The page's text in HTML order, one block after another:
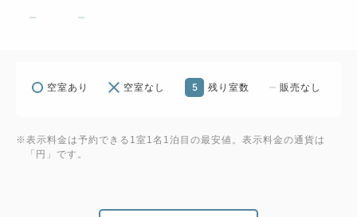
＜添い寝のお子様について＞
ご予約される際は、大人の人数のみご入力いただ
お子様用のアメニティをご用意しておりますので、
お子様の人数など事前にご連絡くださいませ。
空室あり 空室なし 5 残り室数 販売なし
※表示料金は予約できる1室1名1泊目の最安値。表示料金の通貨は
「円」です。